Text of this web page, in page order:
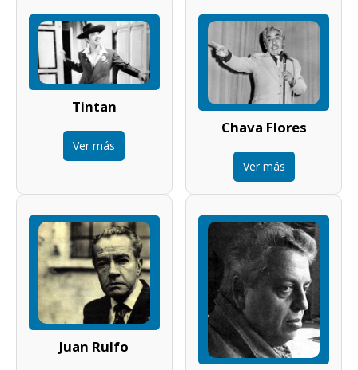
Tintan
Ver más
Chava Flores
Ver más
Juan Rulfo